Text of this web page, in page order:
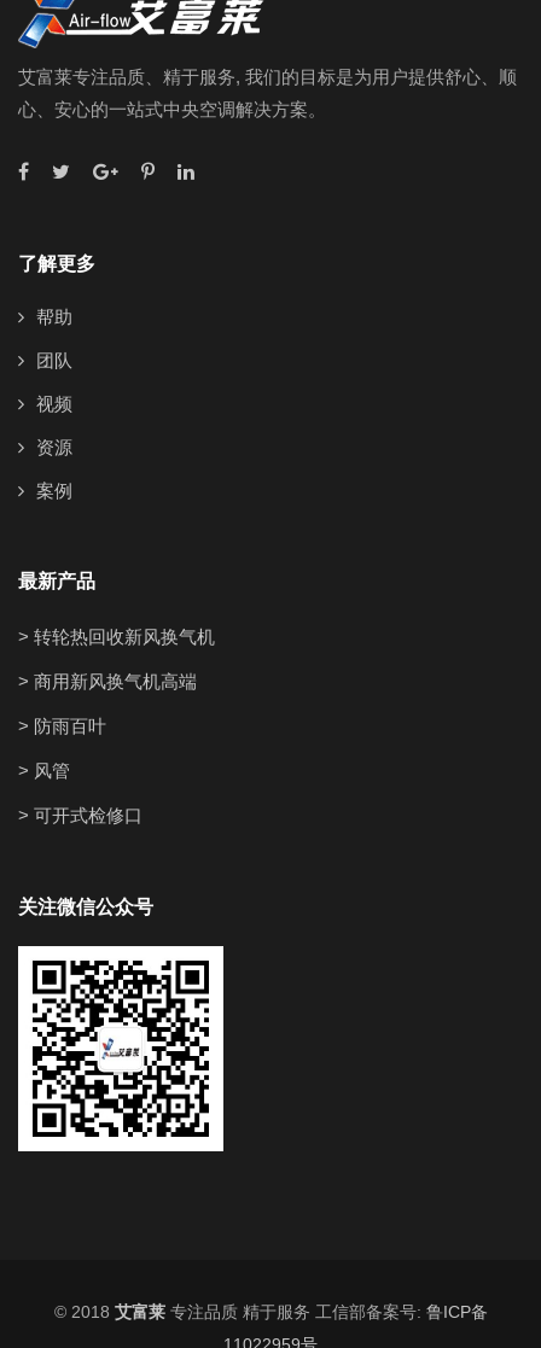
艾富莱专注品质、精于服务, 我们的目标是为用户提供舒心、顺
心、安心的一站式中央空调解决方案。
了解更多
帮助
团队
视频
资源
案例
最新产品
> 转轮热回收新风换气机
> 商用新风换气机高端
> 防雨百叶
> 风管
> 可开式检修口
关注微信公众号
© 2018 艾富莱专注品质 精于服务 工信部备案号: 鲁ICP备